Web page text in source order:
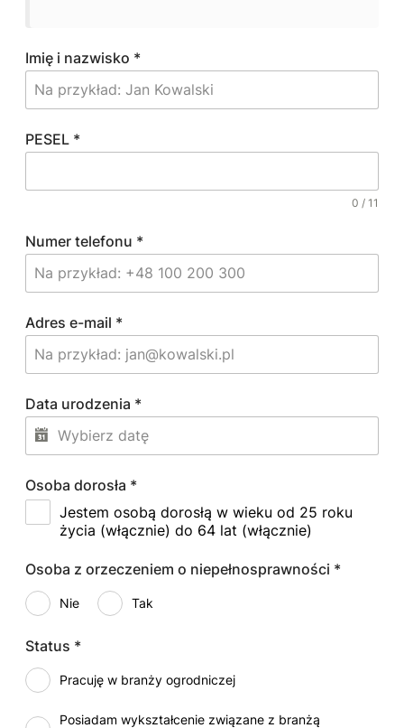
Imię i nazwisko *
PESEL *
0 / 11
Numer telefonu *
Adres e-mail *
Data urodzenia *
Osoba dorosła *
Jestem osobą dorosłą w wieku od 25 roku
życia (włącznie) do 64 lat (włącznie)
Osoba z orzeczeniem o niepełnosprawności *
Nie Tak
Status *
Pracuję w branży ogrodniczej
Posiadam wykształcenie związane z branżą